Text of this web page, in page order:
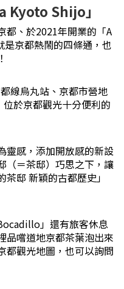
Kyoto Shijo」
都、於2021年開業的「A
京都熱鬧的四條通，也
線烏丸站、京都市營地
於京都觀光十分便利的
靈感，添加開放感的新設
（＝茶邸）巧思之下，讓
邸 新穎的古都歷史」
」還有旅客休息
品嚐道地京都茶葉泡出來
都觀光地圖，也可以詢問